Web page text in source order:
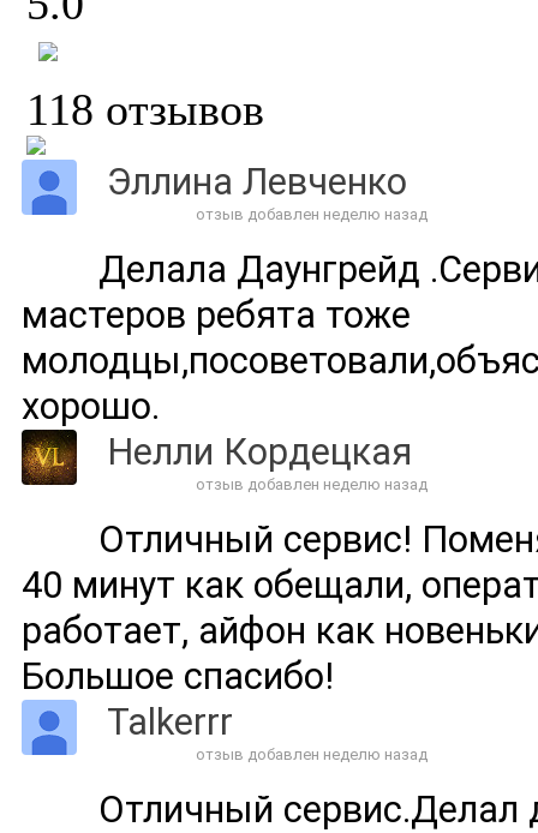
118 отзывов
Эллина Левченко
отзыв добавлен неделю назад
Делала Даунгрейд
мастеров ребята тоже
хорошо.
Нелли Кордецкая
отзыв добавлен неделю назад
Отличный сервис!
40 минут как обещали,
работает, айфон как
Большое спасибо!
Talkerrr
отзыв добавлен неделю назад
Отличный сервис.Делал